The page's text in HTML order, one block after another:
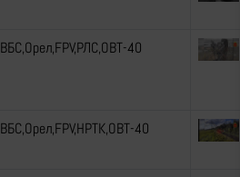
ВБС,Орел,FPV,РЛС,ОВТ-40
ВБС,Орел,FPV,НРТК,ОВТ-40